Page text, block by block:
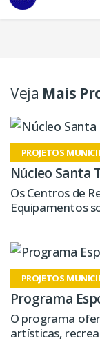
Veja Mais
PROJETOS
Núcleo Santa
Os Centros de
Equipamentos
CRAS possui
pela
PROJETOS
Programa
O programa
artísticas,